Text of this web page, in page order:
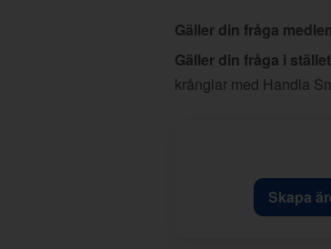
Gäller din fråga
Gäller din fråga i
krånglar med Handla
Skapa